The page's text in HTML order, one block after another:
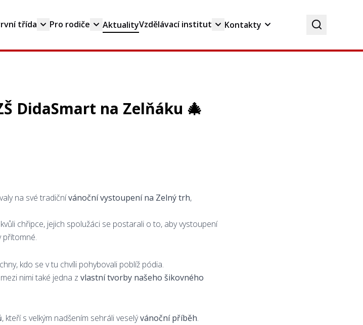
třída Pro rodiče AktualityVzdělávací institut Kontakty
DidaSmart na Zelňáku 🎄
na své tradičnívánoční vystoupení na Zelný trh,
chřipce, jejich spolužáci se postarali o to, aby vystoupení
přítomné.
kdo se v tu chvíli pohybovali poblíž pódia.
nimi také jedna z vlastní tvorby našeho šikovného
, kteří s velkým nadšením sehráli veselývánoční příběh.